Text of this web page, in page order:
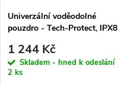
Univerzální voděodolné
pouzdro - Tech-Protect, IPX8
Orange
1 244 Kč
Skladem - hned k odeslání
2 ks